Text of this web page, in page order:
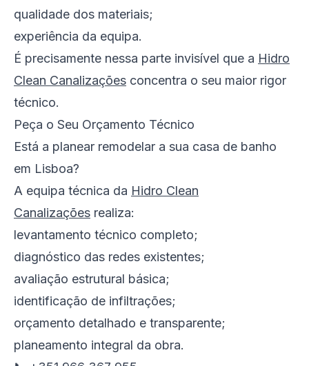
qualidade dos materiais;
experiência da equipa.
É precisamente nessa parte invisível que a Hidro
Clean Canalizações concentra o seu maior rigor
técnico.
Peça o Seu Orçamento Técnico
Está a planear remodelar a sua casa de banho
em Lisboa?
A equipa técnica da Hidro Clean
Canalizações realiza:
levantamento técnico completo;
diagnóstico das redes existentes;
avaliação estrutural básica;
identificação de infiltrações;
orçamento detalhado e transparente;
planeamento integral da obra.